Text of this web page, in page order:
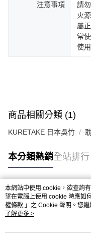
注意事項
請
火
屬
常
使用
商品相關分類 (1)
KURETAKE 日本吳竹
本分類熱銷全站排行
熱門標籤
本網站中使用 cookie，欲查詢
望在電腦上使用 cookie 時應如
權條款 」之 Cookie 聲明。您
用條款之 Cookie 聲明使用
了解更多 >